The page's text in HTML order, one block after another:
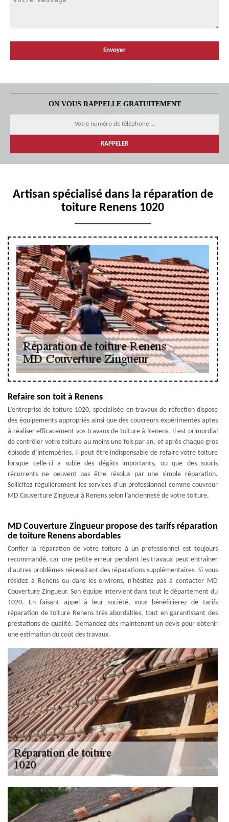
ON VOUS RAPPELLE GRATUITEMENT
Artisan spécialisé dans la réparation de
toiture Renens 1020
Refaire son toit à Renens
L’entreprise de toiture 1020, spécialisée en travaux de réfection dispose
des équipements appropriés ainsi que des couvreurs expérimentés aptes
à réaliser efficacement vos travaux de toiture à Renens. Il est primordial
de contrôler votre toiture au moins une fois par an, et après chaque gros
épisode d’intempéries. Il peut être indispensable de refaire votre toiture
lorsque celle-ci a subie des dégâts importants, ou que des soucis
récurrents ne peuvent pas être résolus par une simple réparation.
Sollicitez régulièrement les services d’un professionnel comme couvreur
MD Couverture Zingueur à Renens selon l’ancienneté de votre toiture.
MD Couverture Zingueur propose des tarifs réparation
de toiture Renens abordables
Confier la réparation de votre toiture à un professionnel est toujours
recommandé, car une petite erreur pendant les travaux peut entraîner
d'autres problèmes nécessitant des réparations supplémentaires. Si vous
résidez à Renens ou dans les environs, n'hésitez pas à contacter MD
Couverture Zingueur. Son équipe intervient dans tout le département du
1020. En faisant appel à leur société, vous bénéficierez de tarifs
réparation de toiture Renens très abordables, tout en garantissant des
prestations de qualité. Demandez dès maintenant un devis pour obtenir
une estimation du coût des travaux.